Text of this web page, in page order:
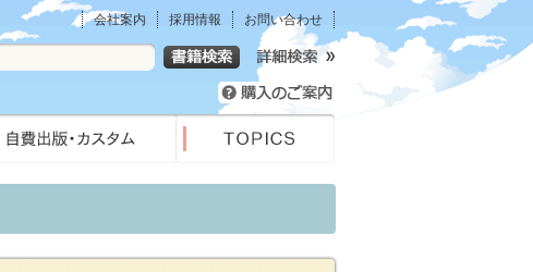
会社案内 採用情報 お問い合わせ